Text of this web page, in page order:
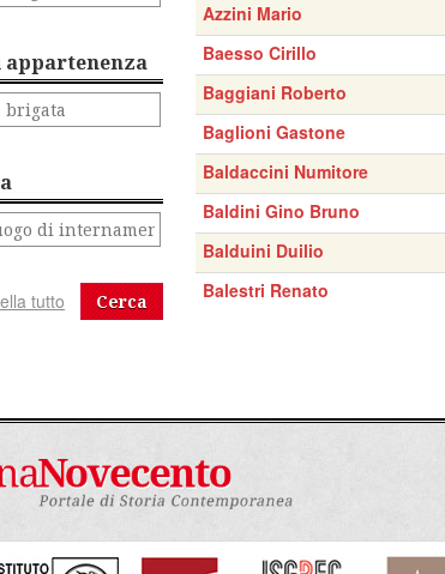
Cerca
Azzini Mario
Baesso Cirillo
Baggiani Roberto
Baglioni Gastone
Baldaccini Numitore
Baldini Gino Bruno
Balduini Duilio
Balestri Renato